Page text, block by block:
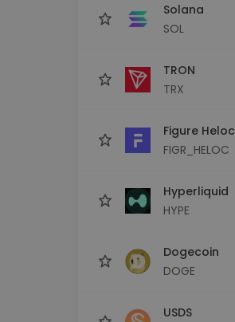
Solana
SOL
TRON
TRX
Figure Heloc
FIGR_HELOC
Hyperliquid
HYPE
Dogecoin
DOGE
USDS